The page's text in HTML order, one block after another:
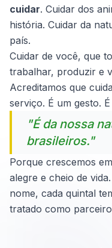
cuidar. Cuidar dos
história. Cuidar da
país.
Cuidar de você, que
trabalhar, produzir e
Acreditamos que
serviço. É um gesto.
"É da nossa
brasileiros."
Porque crescemos
alegre e cheio de
nome, cada quintal
tratado como